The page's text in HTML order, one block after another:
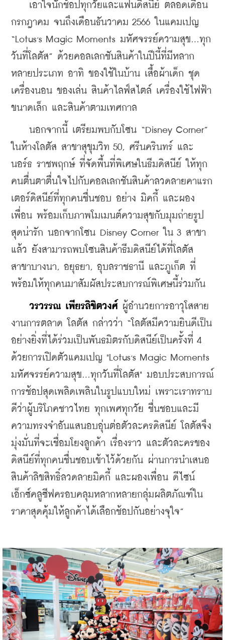
เอาใจนักช้อปทุกวัยและแฟนดิสนีย์ ตลอดเดือน
กรกฎาคม จนถึงเดือนธันวาคม 2566 ในแคมเปญ
“Lotus ,s Magic Moments มหัศจรรย์ความสุข...ทุก
วันที่โลตัส” ด้วยคอลเลกชันสินค้าในปีนี้ที่มีหลาก
หลายประเภท อาทิ ของใช้ในบ้าน เสื้อผ้าเด็ก ชุด
เครื่องนอน ของเล่น สินค้าไลฟ์สไตล์ เครื่องใช้ไฟฟ้า
ขนาดเล็ก และสินค้าตามเทศกาล
นอกจากนี้ เตรียมพบกับโซน “Disney Corner”
ในห้างโลตัส สาขาสุขุมวิท 50, ศรีนครินทร์ และ
นอร์ธ ราชพฤกษ์ ที่จัดพื้นที่พิเศษในธีมดิสนีย์ ให้ทุก
คนตื่นตาตื่นใจไปกับคอลเลกชันสินค้าลวดลายคาแรก
เตอร์ดิสนีย์ที่ทุกคนชื่นชอบ อย่าง มิคกี้ และผอง
เพื่อน พร้อมเก็บภาพโมเมนต์ความสุขกับมุมถ่ายรูป
สุดน่ารัก นอกจากโซน Disney Corner ใน 3 สาขา
แล้ว ยังสามารถพบโซนสินค้าธีมดิสนีย์ได้ที่โลตัส
สาขาบางนา, อยุธยา, อุบลราชธานี และภูเก็ต ที่
พร้อมให้ทุกคนมาสัมผัสประสบการณ์พิเศษนี้ร่วมกัน
วรวรรณ เพียรลิขิตวงศ์ ผู้อำนวยการอาวุโสสาย
งานการตลาด โลตัส กล่าวว่า “โลตัสมีความยินดีเป็น
อย่างยิ่งที่ได้ร่วมเป็นพันธมิตรกับดิสนีย์เป็นครั้งที่ 4
ด้วยการเปิดตัวแคมเปญ "Lotus ,s Magic Moments
มหัศจรรย์ความสุข…ทุกวันที่โลตัส" มอบประสบการณ์
การช้อปสุดเพลิดเพลินในรูปแบบใหม่ เพราะเราทราบ
ดีว่าผู้บริโภคชาวไทย ทุกเพศทุกวัย ชื่นชอบและมี
ความทรงจำอันแสนอบอุ่นต่อตัวละครดิสนีย์ โลตัสจึง
มุ่งมั่นที่จะเชื่อมโยงลูกค้า เรื่องราว และตัวละครของ
ดิสนีย์ที่ทุกคนชื่นชอบเข้าไว้ด้วยกัน ผ่านการนำเสนอ
สินค้าลิขสิทธิ์ลวดลายมิคกี้ และผองเพื่อน ดีไซน์
เอ็กซ์คลูซีฟครอบคลุมหลากหลายกลุ่มผลิตภัณฑ์ใน
ราคาสุดคุ้มให้ลูกค้าได้เลือกช้อปกันอย่างจุใจ”